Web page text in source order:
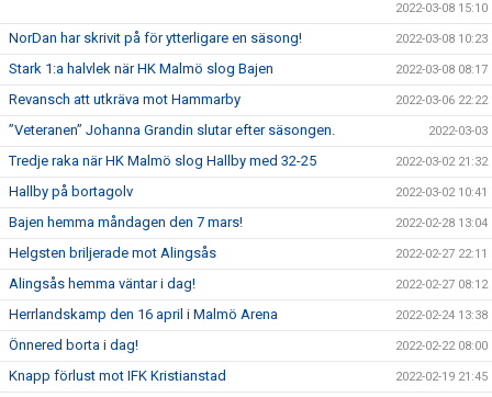
2022-03-08 15:10
NorDan har skrivit på för ytterligare en säsong! 2022-03-08 10:23
Stark 1:a halvlek när HK Malmö slog Bajen 2022-03-08 08:17
Revansch att utkräva mot Hammarby 2022-03-06 22:22
”Veteranen” Johanna Grandin slutar efter säsongen. 2022-03-03
Tredje raka när HK Malmö slog Hallby med 32-25 2022-03-02 21:32
Hallby på bortagolv 2022-03-02 10:41
Bajen hemma måndagen den 7 mars! 2022-02-28 13:04
Helgsten briljerade mot Alingsås 2022-02-27 22:11
Alingsås hemma väntar i dag! 2022-02-27 08:12
Herrlandskamp den 16 april i Malmö Arena 2022-02-24 13:38
Önnered borta i dag! 2022-02-22 08:00
Knapp förlust mot IFK Kristianstad 2022-02-19 21:45